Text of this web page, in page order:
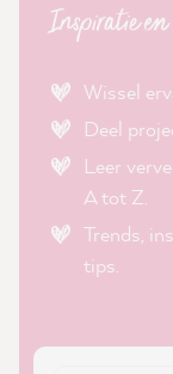
Inspiratie
Wissel
Deel
Leer
A tot Z.
Trends,
tips.